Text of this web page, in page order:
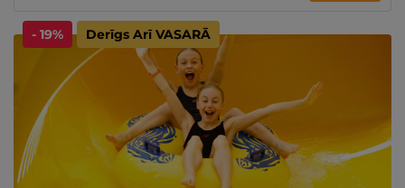
- 19% Derīgs Arī VASARĀ